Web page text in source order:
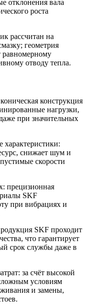
отклонения вала
роста
рассчитан на
геометрия
равномерному
отводу тепла.
конструкция
нагрузки,
при значительных
снижает шум и
скорости
прецизионная
SKF
при вибрациях и
SKF проходит
что гарантирует
срок службы даже в
за счёт высокой
условиям
и замены,